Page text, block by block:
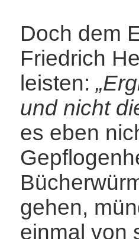
Doch dem
Friedrich
leisten:
und nicht
es eben
gehen,
einmal von